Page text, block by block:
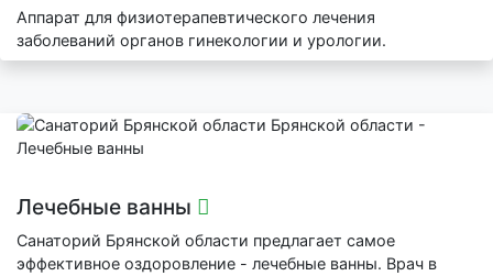
Аппарат для физиотерапевтического лечения
заболеваний органов гинекологии и урологии.
Лечебные ванны
Санаторий Брянской области предлагает самое
эффективное оздоровление - лечебные ванны. Врач в